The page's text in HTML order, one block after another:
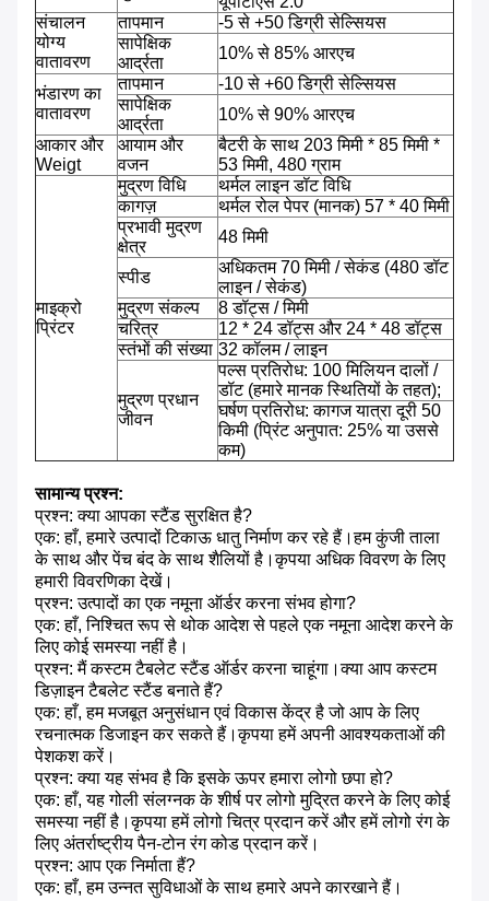
संचालन
योग्य
वातावरण
तापमान
-5 से +50 डिग्री सेल्सियस
सापेक्षिक
आर्द्रता
10% से 85% आरएच
भंडारण का
वातावरण
तापमान
-10 से +60 डिग्री सेल्सियस
सापेक्षिक
आर्द्रता
10% से 90% आरएच
आकार और
Weigt
आयाम और
वजन
बैटरी के साथ 203 मिमी * 85 मिमी *
53 मिमी, 480 ग्राम
माइक्रो
प्रिंटर
मुद्रण विधि
थर्मल लाइन डॉट विधि
कागज़
थर्मल रोल पेपर (मानक) 57 * 40 मिमी
प्रभावी मुद्रण
क्षेत्र
48 मिमी
स्पीड
अधिकतम 70 मिमी / सेकंड (480 डॉट
लाइन / सेकंड)
मुद्रण संकल्प
8 डॉट्स / मिमी
चरित्र
12 * 24 डॉट्स और 24 * 48 डॉट्स
स्तंभों की संख्या 32 कॉलम / लाइन
मुद्रण प्रधान
जीवन
पल्स प्रतिरोध: 100 मिलियन दालों /
डॉट (हमारे मानक स्थितियों के तहत);
घर्षण प्रतिरोध: कागज यात्रा दूरी 50
किमी (प्रिंट अनुपात: 25% या उससे
कम)
सामान्य प्रश्न:
प्रश्न: क्या आपका स्टैंड सुरक्षित है?
एक: हाँ, हमारे उत्पादों टिकाऊ धातु निर्माण कर रहे हैं।हम कुंजी ताला
के साथ और पेंच बंद के साथ शैलियों है।कृपया अधिक विवरण के लिए
हमारी विवरणिका देखें।
प्रश्न: उत्पादों का एक नमूना ऑर्डर करना संभव होगा?
एक: हाँ, निश्चित रूप से थोक आदेश से पहले एक नमूना आदेश करने के
लिए कोई समस्या नहीं है।
प्रश्न: मैं कस्टम टैबलेट स्टैंड ऑर्डर करना चाहूंगा।क्या आप कस्टम
डिज़ाइन टैबलेट स्टैंड बनाते हैं?
एक: हाँ, हम मजबूत अनुसंधान एवं विकास केंद्र है जो आप के लिए
रचनात्मक डिजाइन कर सकते हैं।कृपया हमें अपनी आवश्यकताओं की
पेशकश करें।
प्रश्न: क्या यह संभव है कि इसके ऊपर हमारा लोगो छपा हो?
एक: हाँ, यह गोली संलग्नक के शीर्ष पर लोगो मुद्रित करने के लिए कोई
समस्या नहीं है।कृपया हमें लोगो चित्र प्रदान करें और हमें लोगो रंग के
लिए अंतर्राष्ट्रीय पैन-टोन रंग कोड प्रदान करें।
प्रश्न: आप एक निर्माता हैं?
एक: हाँ, हम उन्नत सुविधाओं के साथ हमारे अपने कारखाने हैं।